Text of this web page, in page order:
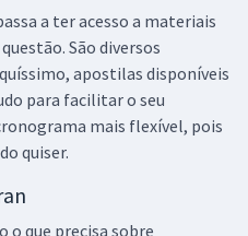
a ter acesso a materiais
São diversos
apostilas disponíveis
para facilitar o seu
mais flexível, pois
quiser.
o que precisa sobre